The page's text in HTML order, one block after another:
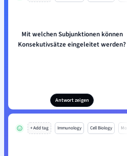
Mit welchen Subjunktionen können
Konsekutivsätze eingeleitet werden?
Antwort zeigen
+ Add tag Immunology Cell Biology Mo